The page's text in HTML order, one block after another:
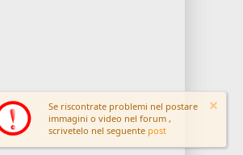
Se riscontrate problemi nel postare
immagini o video nel forum ,
scrivetelo nel seguente post